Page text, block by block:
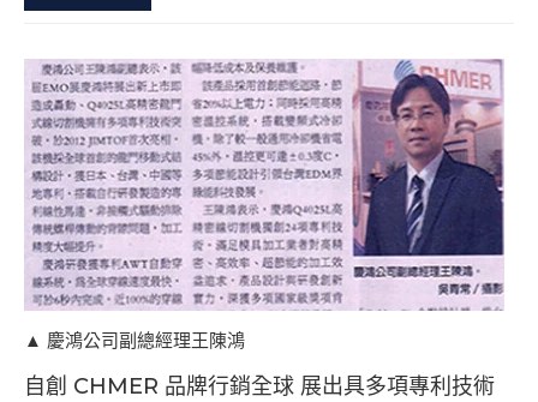
▲ 慶鴻公司副總經理王陳鴻
自創 CHMER 品牌行銷全球 展出具多項專利技術